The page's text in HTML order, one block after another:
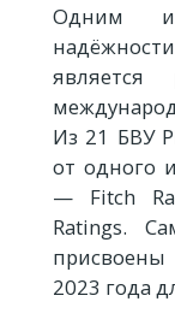
Одним
является
Из 21 БВУ
от одного
— Fitch
Ratings.
2023 года